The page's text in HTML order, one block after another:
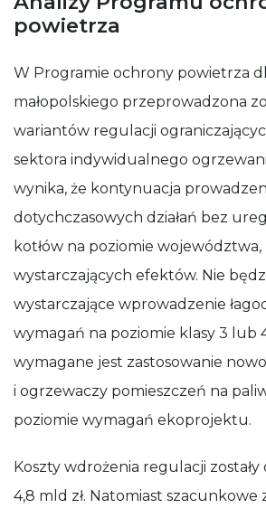
powietrza
W Programie ochrony powietrza
małopolskiego przeprowadzona
wariantów regulacji
sektora indywidualnego
wynika, że kontynuacja
dotychczasowych działań bez
kotłów na poziomie województwa,
wystarczających efektów. Nie
wystarczające wprowadzenie
wymagań na poziomie klasy 3 lub
wymagane jest zastosowanie
i ogrzewaczy pomieszczeń na
poziomie wymagań ekoprojektu.
Koszty wdrożenia regulacji zostały
4,8 mld zł. Natomiast szacunkowe